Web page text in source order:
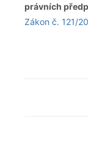
právních
Zákon č. 121/